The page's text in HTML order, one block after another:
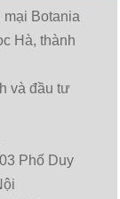
Botania
Hà, thành
và đầu tư
Phố Duy